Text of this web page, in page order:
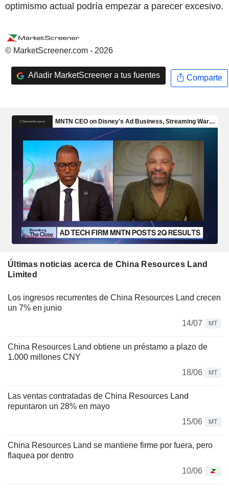
optimismo actual podría empezar a parecer excesivo.
© MarketScreener.com - 2026
Añadir MarketScreener a tus fuentes Comparte
Últimas noticias acerca de China Resources Land
Limited
Los ingresos recurrentes de China Resources Land crecen
un 7% en junio
14/07
MT
China Resources Land obtiene un préstamo a plazo de
1.000 millones CNY
18/06
MT
Las ventas contratadas de China Resources Land
repuntaron un 28% en mayo
15/06
MT
China Resources Land se mantiene firme por fuera, pero
flaquea por dentro
10/06